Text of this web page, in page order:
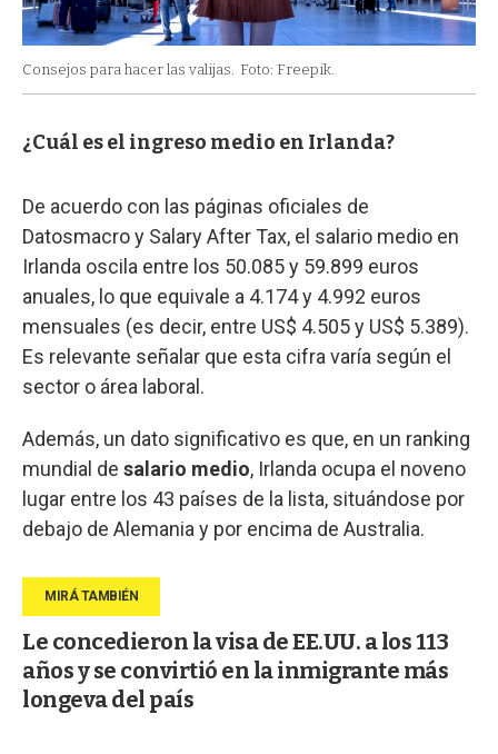
Consejos para hacer las valijas. Foto: Freepik.
¿Cuál es el ingreso medio en Irlanda?
De acuerdo con las páginas oficiales de
Datosmacro y Salary After Tax, el salario medio en
Irlanda oscila entre los 50.085 y 59.899 euros
anuales, lo que equivale a 4.174 y 4.992 euros
mensuales (es decir, entre US$ 4.505 y US$ 5.389).
Es relevante señalar que esta cifra varía según el
sector o área laboral.
Además, un dato significativo es que, en un ranking
mundial de salario medio, Irlanda ocupa el noveno
lugar entre los 43 países de la lista, situándose por
debajo de Alemania y por encima de Australia.
Le concedieron la visa de EE.UU. a los 113
años y se convirtió en la inmigrante más
longeva del país